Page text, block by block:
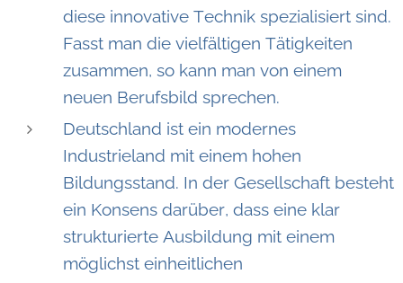
diese innovative Technik spezialisiert sind.
Fasst man die vielfältigen Tätigkeiten
zusammen, so kann man von einem
neuen Berufsbild sprechen.
Deutschland ist ein modernes
Industrieland mit einem hohen
Bildungsstand. In der Gesellschaft besteht
ein Konsens darüber, dass eine klar
strukturierte Ausbildung mit einem
möglichst einheitlichen